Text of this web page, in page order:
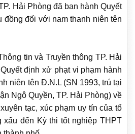
Hải Phòng đã ban hành Quyết
đồng đối với nam thanh niên tên
tin và Truyền thông TP. Hải
định xử phạt vi phạm hành
niên tên Đ.N.L (SN 1993, trú tại
Ngô Quyền, TP. Hải Phòng) về
tạc, xúc phạm uy tín của tổ
đến Kỳ thi tốt nghiệp THPT